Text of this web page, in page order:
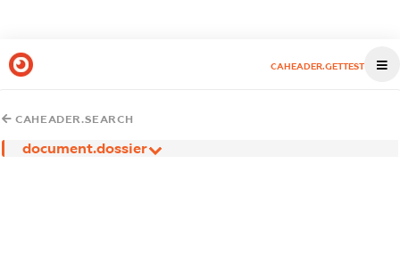
CAHEADER.GETTEST
CAHEADER.SEARCH
document.dossier